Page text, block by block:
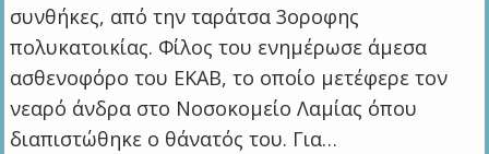
συνθήκες, από την ταράτσα 3οροφης
πολυκατοικίας. Φίλος του ενημέρωσε άμεσα
ασθενοφόρο του ΕΚΑΒ, το οποίο μετέφερε τον
νεαρό άνδρα στο Νοσοκομείο Λαμίας όπου
διαπιστώθηκε ο θάνατός του. Για…